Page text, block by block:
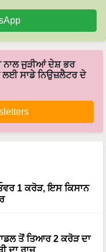
ਲਈ ਸਾਡੇ ਨਿਉਜ਼ਲੈਟਰ ਦੇ
1 ਕਰੋੜ, ਇਸ ਕਿਸਾਨ
ਤੋਂ ਤਿਆਰ 2 ਕਰੋੜ ਦਾ
ਦਾ ਰਾਜ